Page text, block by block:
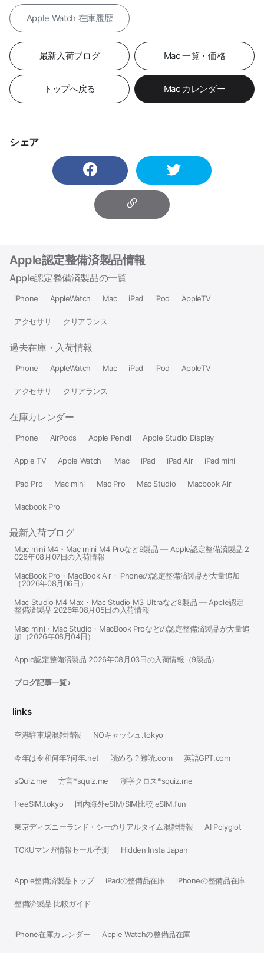
Apple Watch 在庫履歴
最新入荷ブログ Mac 一覧・価格
トップへ戻る Mac カレンダー
シェア
Apple認定整備済製品情報
Apple認定整備済製品の一覧
iPhone AppleWatch Mac iPad iPod AppleTV
アクセサリ クリアランス
過去在庫・入荷情報
iPhone AppleWatch Mac iPad iPod AppleTV
アクセサリ クリアランス
在庫カレンダー
iPhone AirPods Apple Pencil Apple Studio Display
Apple TV Apple Watch iMac iPad iPad Air iPad mini
iPad Pro Mac mini Mac Pro Mac Studio Macbook Air
Macbook Pro
最新入荷ブログ
Mac mini M4・Mac mini M4 Proなど9製品 — Apple認定整備済製品 2
026年08月07日の入荷情報
MacBook Pro・MacBook Air・iPhoneの認定整備済製品が大量追加
（2026年08月06日）
Mac Studio M4 Max・Mac Studio M3 Ultraなど8製品 — Apple認定
整備済製品 2026年08月05日の入荷情報
Mac mini・Mac Studio・MacBook Proなどの認定整備済製品が大量追
加（2026年08月04日）
Apple認定整備済製品 2026年08月03日の入荷情報（9製品）
ブログ記事一覧 ›
links
空港駐車場混雑情報 NOキャッシュ.tokyo
今年は令和何年?何年.net 読める？難読.com 英語GPT.com
sQuiz.me 方言*squiz.me 漢字クロス*squiz.me
freeSIM.tokyo 国内海外eSIM/SIM比較 eSIM.fun
東京ディズニーランド・シーのリアルタイム混雑情報 AI Polyglot
TOKUマンガ情報セール予測 Hidden Insta Japan
Apple整備済製品トップ iPadの整備品在庫 iPhoneの整備品在庫
整備済製品 比較ガイド
iPhone在庫カレンダー Apple Watchの整備品在庫